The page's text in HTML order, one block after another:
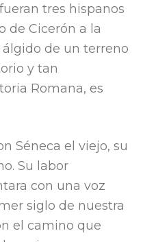
tres hispanos
de Cicerón a la
de un terreno
y tan
Romana, es
Séneca el viejo, su
Su labor
con una voz
siglo de nuestra
el camino que